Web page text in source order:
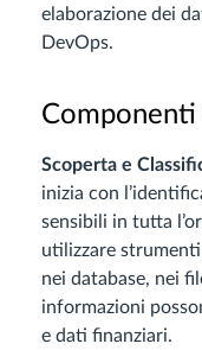
elaborazione dei
DevOps.
Componenti
Scoperta e
inizia con
sensibili in tutta
utilizzare
nei database, nei
informazioni
e dati finanziari.